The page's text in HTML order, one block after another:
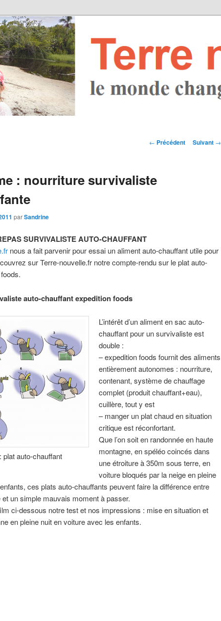
Navigation des
← Précédent Suivant →
: nourriture survivaliste
parSandrine
SURVIVALISTE AUTO-CHAUFFANT
nous a fait parvenir pour essai un aliment auto-chauffant utile pour
sur Terre-nouvelle.fr notre compte-rendu sur le plat auto-
auto-chauffant expedition foods
auto-chauffant
L’intérêt d’un aliment en sac auto-
chauffant pour un survivaliste est
double :
– expedition foods fournit des aliments
entièrement autonomes : nourriture,
contenant, système de chauffage
complet (produit chauffant+eau),
cuillère, tout y est
– manger un plat chaud en situation
critique est réconfortant.
Que l’on soit en randonnée en haute
montagne, en spéléo coincés dans
une étroiture à 350m sous terre, en
voiture bloqués par la neige en pleine
ces plats auto-chauffants peuvent faire la différence entre
et un simple mauvais moment à passer.
ci-dessous notre test et nos impressions : mise en situation et
en pleine nuit en voiture avec les enfants.